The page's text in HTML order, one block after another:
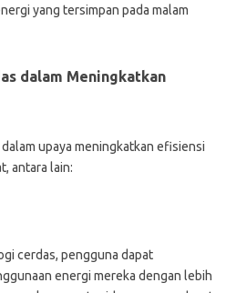
yang tersimpan pada malam
dalam Meningkatkan
upaya meningkatkan efisiensi
antara lain:
cerdas, pengguna dapat
energi mereka dengan lebih